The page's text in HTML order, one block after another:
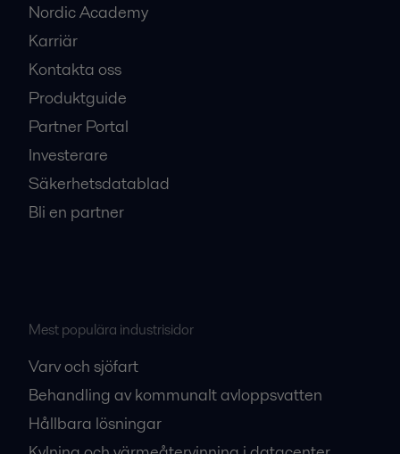
Nordic Academy
Karriär
Kontakta oss
Produktguide
Partner Portal
Investerare
Säkerhetsdatablad
Bli en partner
Mest populära industrisidor
Varv och sjöfart
Behandling av kommunalt avloppsvatten
Hållbara lösningar